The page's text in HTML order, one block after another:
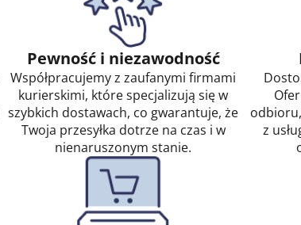
Pewność i niezawodność
Współpracujemy z zaufanymi firmami
kurierskimi, które specjalizują się w
szybkich dostawach, co gwarantuje, że
Twoja przesyłka dotrze na czas i w
nienaruszonym stanie.
z